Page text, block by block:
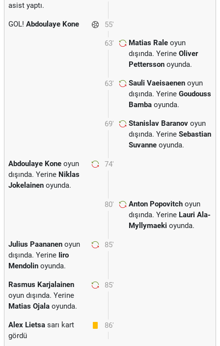
asist yaptı.
55'
GOL! Abdoulaye Kone
63' Matias Rale oyun
dışında. Yerine Oliver
Pettersson oyunda.
63' Sauli Vaeisaenen oyun
dışında. Yerine Goudouss
Bamba oyunda.
69' Stanislav Baranov oyun
dışında. Yerine Sebastian
Suvanne oyunda.
74'
Abdoulaye Kone oyun
dışında. Yerine Niklas
Jokelainen oyunda.
80' Anton Popovitch oyun
dışında. Yerine Lauri Ala-
Myllymaeki oyunda.
85'
Julius Paananen oyun
dışında. Yerine Iiro
Mendolin oyunda.
85'
Rasmus Karjalainen
oyun dışında. Yerine
Matias Ojala oyunda.
86'
Alex Lietsa sarı kart
gördü